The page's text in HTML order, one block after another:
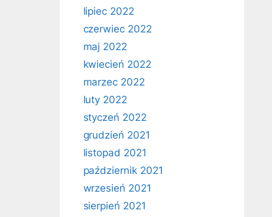
lipiec 2022
czerwiec 2022
maj 2022
kwiecień 2022
marzec 2022
luty 2022
styczeń 2022
grudzień 2021
listopad 2021
październik 2021
wrzesień 2021
sierpień 2021